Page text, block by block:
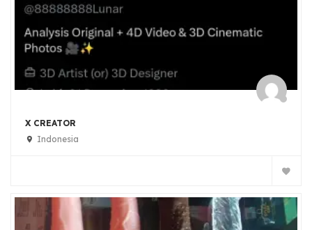
X CREATOR
Indonesia